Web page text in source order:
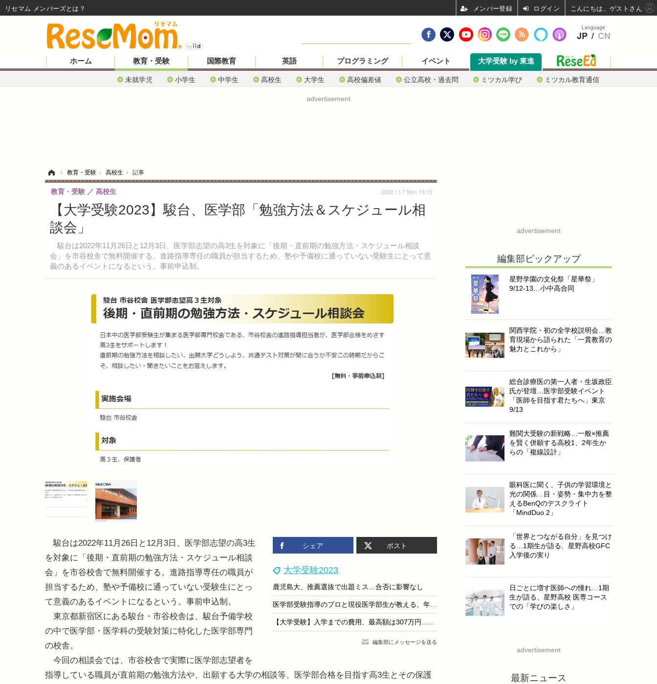
ホーム 教育・受験
未就学児 小学生 中学生 高校生 大学生 高校偏差値 公立高校・過去問 ミツカル学び ミツカル教育通信
国際教育 英語 プログラミング イベント 大学受験 by 東進
advertisement
› 教育・受験 › 高校生 › 記事
【大学受験2023】駿台、医学部「勉強方法＆スケジュール相
談会」
駿台は2022年11月26日と12月3日、医学部志望の高3生を対象に「後期・直前期の勉強方法・スケジュール相談
会」を市谷校舎で無料開催する。進路指導専任の職員が担当するため、塾や予備校に通っていない受験生にとって意
義のあるイベントになるという。事前申込制。
教育・受験 高校生 2022.11.7 Mon 16:15
シェア ポスト
大学受験2023
鹿児島大、推薦選抜で出題ミス…合否に影響なし
医学部受験指導のプロと現役医学部生が教える、年内に取り組みたい小論文・面接対策のコツ＜面接編＞
【大学受験】入学までの費用、最高額は307万円…大学生協
編集部にメッセージを送る
駿台は2022年11月26日と12月3日、医学部志望の高3生
を対象に「後期・直前期の勉強方法・スケジュール相談
会」を市谷校舎で無料開催する。進路指導専任の職員が
担当するため、塾や予備校に通っていない受験生にとっ
て意義のあるイベントになるという。事前申込制。
東京都新宿区にある駿台・市谷校舎は、駿台予備学校
の中で医学部・医学科の受験対策に特化した医学部専門
の校舎。
今回の相談会では、市谷校舎で実際に医学部志望者を
指導している職員が直前期の勉強方法や、出願する大学の相談等、医学部合格を目指す高3生とその保護
advertisement
編集部ピックアップ
星野学園の文化祭「星華祭」
9/12-13…小中高合同
関西学院・初の全学校説明会…教
育現場から語られた「一貫教育の
魅力とこれから」
総合診療医の第一人者・生坂政臣
氏が登壇…医学部受験イベント
「医師を目指す君たちへ」東京
9/13
難関大受験の新戦略…一般×推薦
を賢く併願する高校1、2年生か
らの「複線設計」
眼科医に聞く、子供の学習環境と
光の関係…目・姿勢・集中力を整
えるBenQのデスクライト
「MindDuo 2」
「世界とつながる自分」を見つけ
る…1期生が語る、星野高校GFC
入学後の実り
日ごとに増す医師への憧れ…1期
生が語る、星野高校 医専コース
での「学びの楽しさ」
advertisement
最新ニュース
Language
JP / CN
リセマム メンバーズ ログイン こんにちは、ゲストさん